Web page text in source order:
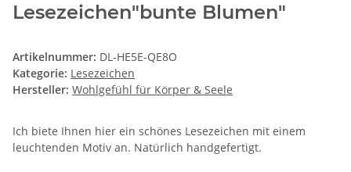
Lesezeichen"bunte Blumen"
Artikelnummer: DL-HE5E-QE8O
Kategorie: Lesezeichen
Hersteller: Wohlgefühl für Körper & Seele
Ich biete Ihnen hier ein schönes Lesezeichen mit einem
leuchtenden Motiv an. Natürlich handgefertigt.